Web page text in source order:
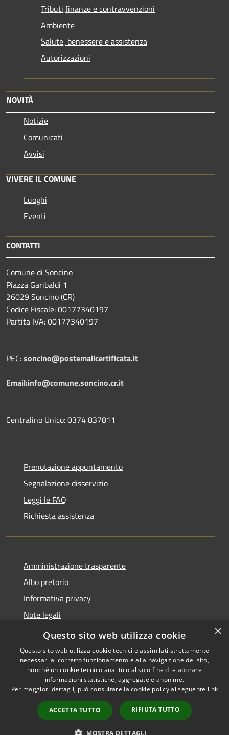
Tributi,finanze e contravvenzioni
Ambiente
Salute, benessere e assistenza
Autorizzazioni
NOVITÀ
Notizie
Comunicati
Avvisi
VIVERE IL COMUNE
Luoghi
Eventi
CONTATTI
Comune di Soncino
Piazza Garibaldi 1
26029 Soncino (CR)
Codice Fiscale: 00177340197
Partita IVA: 00177340197
PEC:soncino@postemailcertificata.it
Email:info@comune.soncino.cr.it
Centralino Unico: 0374 837811
Prenotazione appuntamento
Segnalazione disservizio
Leggi le FAQ
Richiesta assistenza
Amministrazione trasparente
Albo pretorio
Informativa privacy
Note legali
Dichiarazione di accessibilità
Accessibilità
Copyright © 2026 • Comune di
Soncino • Powered by
Municipium•
Accesso
redazione
×
Questo sito web utilizza cookie
Questo sito web utilizza cookie tecnici e assimilati strettamente
necessari al corretto funzionamento e alla navigazione del sito,
nonché un cookie tecnico analitico al solo fine di elaborare
informazioni statistiche, aggregate e anonime.
Per maggiori dettagli, può consultare la cookie policy al seguente link
ACCETTA TUTTO RIFIUTA TUTTO
MOSTRA DETTAGLI